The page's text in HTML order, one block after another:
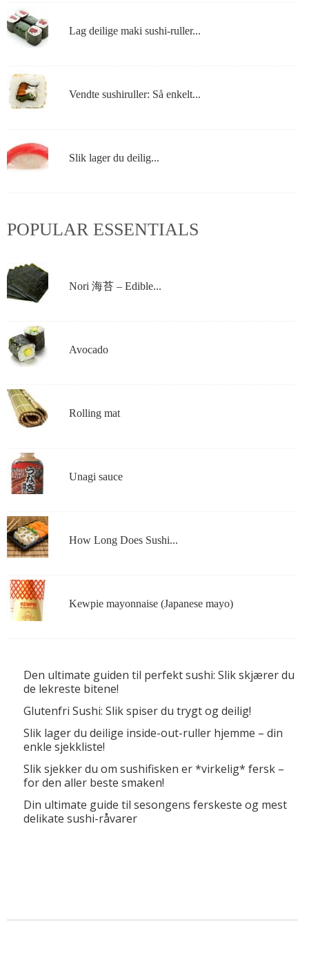
Lag deilige maki sushi-ruller...
Vendte sushiruller: Så enkelt...
Slik lager du deilig...
POPULAR ESSENTIALS
Nori 海苔 – Edible...
Avocado
Rolling mat
Unagi sauce
How Long Does Sushi...
Kewpie mayonnaise (Japanese mayo)
Den ultimate guiden til perfekt sushi: Slik skjærer du
de lekreste bitene!
Glutenfri Sushi: Slik spiser du trygt og deilig!
Slik lager du deilige inside-out-ruller hjemme – din
enkle sjekkliste!
Slik sjekker du om sushifisken er *virkelig* fersk –
for den aller beste smaken!
Din ultimate guide til sesongens ferskeste og mest
delikate sushi-råvarer